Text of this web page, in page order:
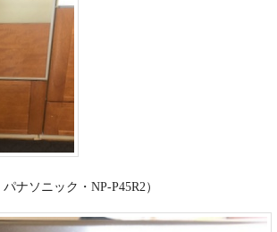
ナソニック・NP-P45R2）